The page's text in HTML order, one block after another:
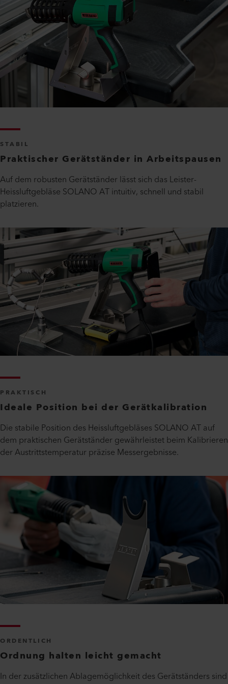
STABIL
Praktischer Gerätständer in Arbeitspausen
Auf dem robusten Gerätständer lässt sich das Leister-
Heissluftgebläse SOLANO AT intuitiv, schnell und stabil
platzieren.
PRAKTISCH
Ideale Position bei der Gerätkalibration
Die stabile Position des Heissluftgebläses SOLANO AT auf
dem praktischen Gerätständer gewährleistet beim Kalibrieren
der Austrittstemperatur präzise Messergebnisse.
ORDENTLICH
Ordnung halten leicht gemacht
In der zusätzlichen Ablagemöglichkeit des Gerätständers sind